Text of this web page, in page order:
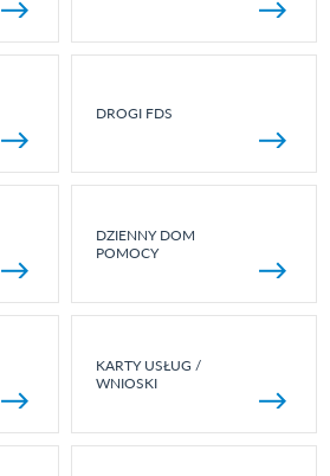
DROGI FDS
DZIENNY DOM
POMOCY
KARTY USŁUG /
WNIOSKI